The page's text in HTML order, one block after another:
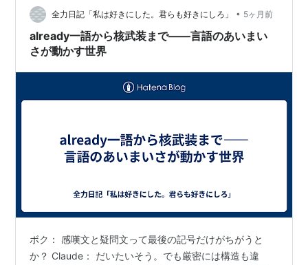
がテロリストの手に渡る」危険性を喧伝する場合もある
が、それは現実問題としては「核保有国」ということで
得られるステイタスを帳消しにしかねない行為であり
運用するだけでなく、戦時での最高意志決定メカニズム
の生存性確保と核兵器装備部隊への命令伝達系統の確保
超大国であれば先制使用とかそういう贅沢な考えを
玩ぶ余地があるかもしれないが
:むろん実効性が高い方が取引の時に高値を吹っかけ
ることができるとかそういう違いはあるが
全力日記「私は好きにした。君らも好きにしろ」 • 5ヶ月前
already一語から核武装まで——言語のあいまい
さが動かす世界
ボク： 感嘆文と疑問文って最後の記号だけがちがうと
か？ Claude： だいたいそう。でも厳密には構造も違